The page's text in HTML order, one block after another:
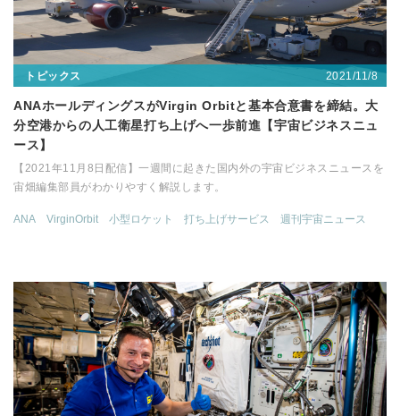
トピックス 2021/11/8
ANAホールディングスがVirgin Orbitと基本合意書を締結。大
分空港からの人工衛星打ち上げへ一歩前進【宇宙ビジネスニュ
ース】
【2021年11月8日配信】一週間に起きた国内外の宇宙ビジネスニュースを
宙畑編集部員がわかりやすく解説します。
ANA VirginOrbit 小型ロケット 打ち上げサービス 週刊宇宙ニュース